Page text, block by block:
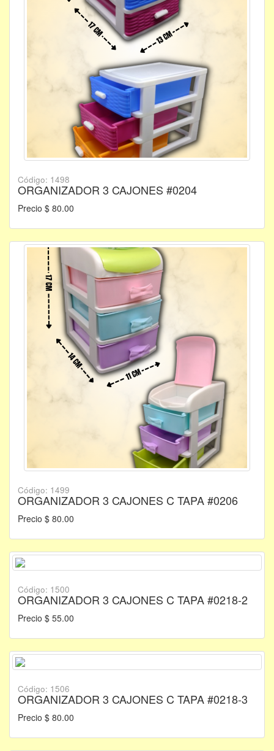
Código: 1498
ORGANIZADOR 3 CAJONES #0204
Precio $ 80.00
Código: 1499
ORGANIZADOR 3 CAJONES C TAPA #0206
Precio $ 80.00
Código: 1500
ORGANIZADOR 3 CAJONES C TAPA #0218-2
Precio $ 55.00
Código: 1506
ORGANIZADOR 3 CAJONES C TAPA #0218-3
Precio $ 80.00